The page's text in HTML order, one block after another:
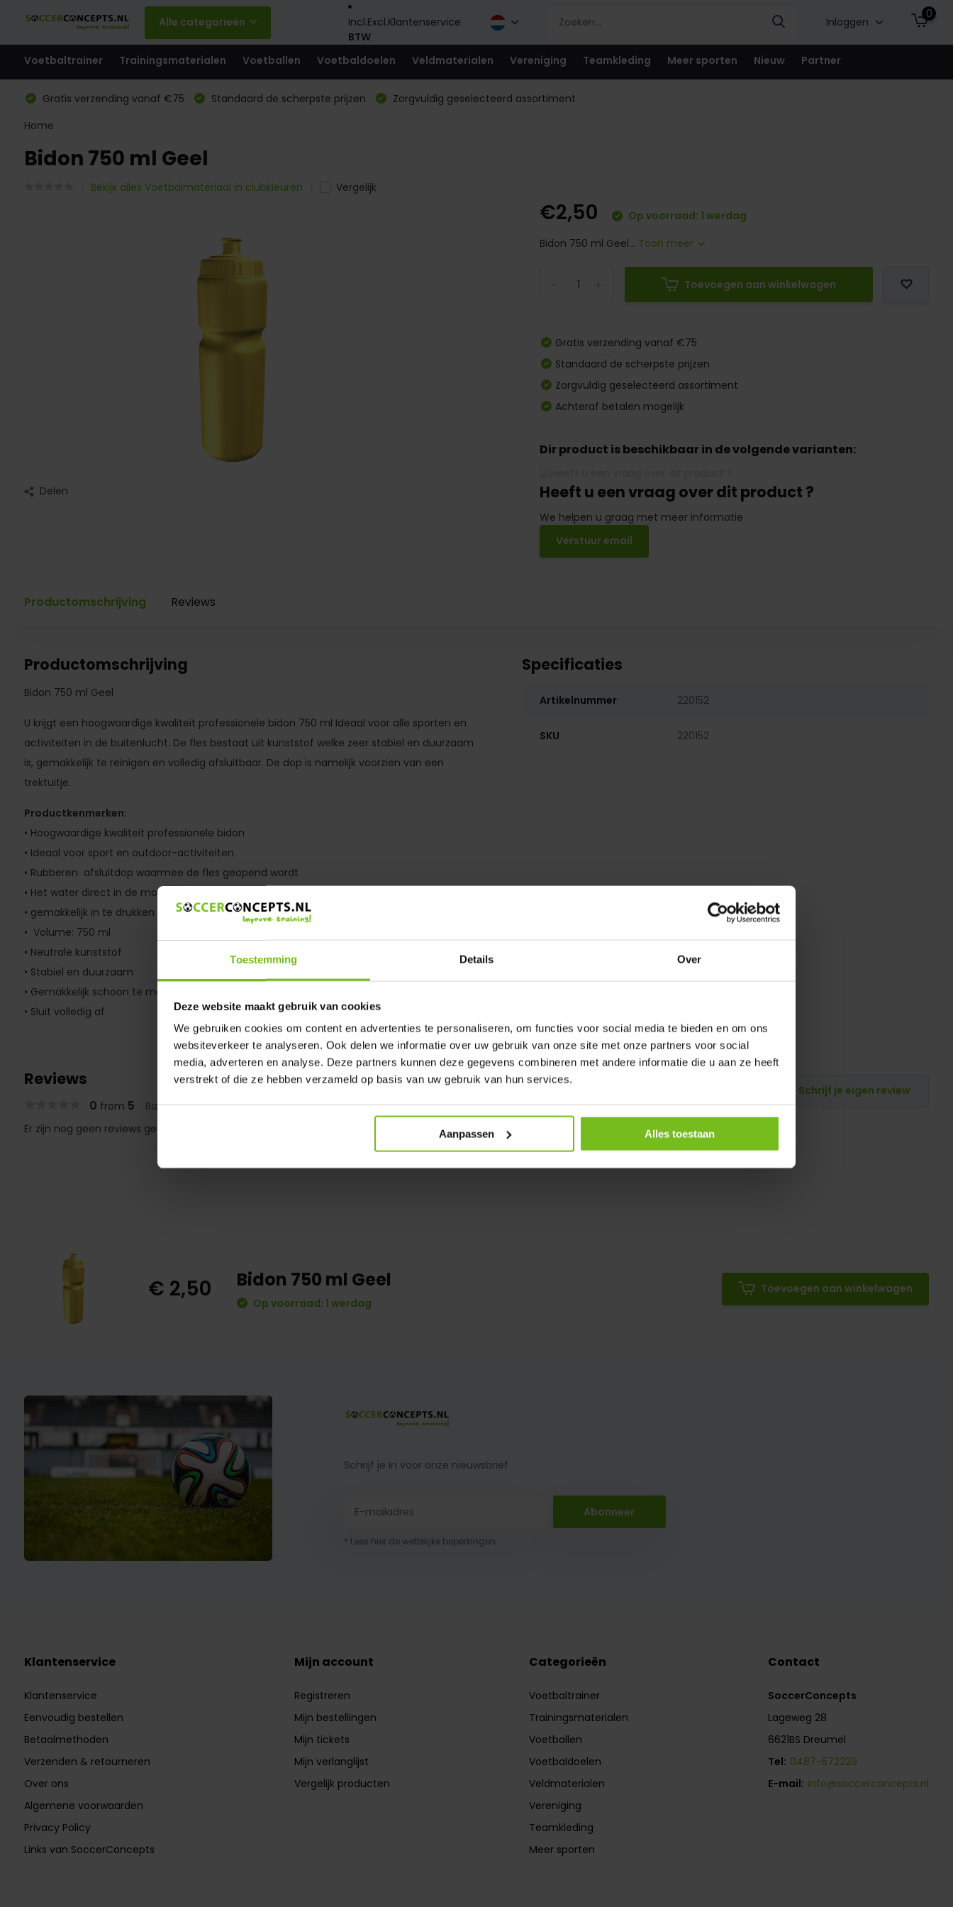
Toestemming Details Over
Deze website maakt gebruik van cookies
We gebruiken cookies om content en advertenties te personaliseren, om functies voor social media te bieden en om ons
websiteverkeer te analyseren. Ook delen we informatie over uw gebruik van onze site met onze partners voor social
media, adverteren en analyse. Deze partners kunnen deze gegevens combineren met andere informatie die u aan ze heeft
verstrekt of die ze hebben verzameld op basis van uw gebruik van hun services.
Aanpassen Alles toestaan
Alle categorieën Incl.Excl.
BTW
Klantenservice Inloggen
0
Voetbaltrainer Trainingsmaterialen Voetballen Voetbaldoelen Veldmaterialen Vereniging Teamkleding Meer sporten Nieuw Partner
Gratis verzending vanaf €75 Standaard de scherpste prijzen
Zorgvuldig geselecteerd assortiment
Home
Bidon 750 ml Geel
Bekijk alles Voetbalmateriaal in clubkleuren Vergelijk
Delen
€2,50
Op voorraad: 1 werdag
Bidon 750 ml Geel... Toon meer
Toevoegen aan winkelwagen
Gratis verzending vanaf €75
Standaard de scherpste prijzen
Zorgvuldig geselecteerd assortiment
Achteraf betalen mogelijk
Dir product is beschikbaar in de volgende varianten:
Heeft u een vraag over dit product ?
We helpen u graag met meer informatie
Verstuur email
Productomschrijving Reviews
Productomschrijving
Bidon 750 ml Geel
U krijgt een hoogwaardige kwaliteit professionele bidon 750 ml Ideaal voor alle sporten en
activiteiten in de buitenlucht. De fles bestaat uit kunststof welke zeer stabiel en duurzaam
is, gemakkelijk te reinigen en volledig afsluitbaar. De dop is namelijk voorzien van een
trektuitje.
Productkenmerken:
• Hoogwaardige kwaliteit professionele bidon
• Ideaal voor sport en outdoor-activiteiten
• Rubberen afsluitdop waarmee de fles geopend wordt
• Het water direct in de mond
• gemakkelijk in te drukken
• Volume: 750 ml
• Neutrale kunststof
• Stabiel en duurzaam
• Gemakkelijk schoon te maken
• Sluit volledig af
Specificaties
Artikelnummer 220152
SKU 220152
Reviews
0 from 5 Based on 0 reviews
Schrijf je eigen review
Er zijn nog geen reviews geschreven over dit product..
€ 2,50 Bidon 750 ml Geel
Op voorraad: 1 werdag
Toevoegen aan winkelwagen
Schrijf je in voor onze nieuwsbrief
Abonneer
* Lees hier de wettelijke beperkingen
Klantenservice
Klantenservice
Eenvoudig bestellen
Betaalmethoden
Verzenden & retourneren
Over ons
Algemene voorwaarden
Privacy Policy
Links van SoccerConcepts
Mijn account
Registreren
Mijn bestellingen
Mijn tickets
Mijn verlanglijst
Vergelijk producten
Categorieën
Voetbaltrainer
Trainingsmaterialen
Voetballen
Voetbaldoelen
Veldmaterialen
Vereniging
Teamkleding
Meer sporten
Contact
SoccerConcepts
Lageweg 28
6621BS Dreumel
Tel: 0487-572229
E-mail: info@soccerconcepts.nl